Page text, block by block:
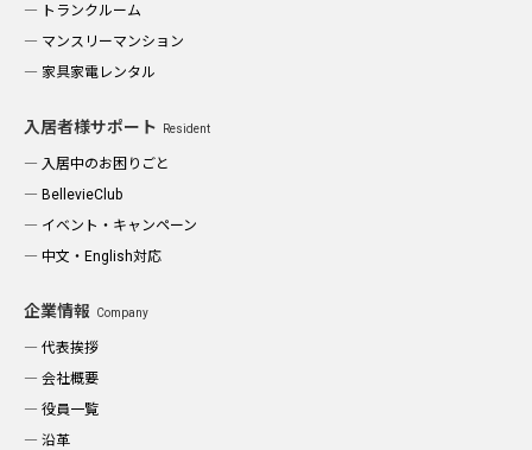
トランクルーム
マンスリーマンション
家具家電レンタル
入居者様サポート Resident
入居中のお困りごと
BellevieClub
イベント・キャンペーン
中文・English対応
企業情報 Company
代表挨拶
会社概要
役員一覧
沿革